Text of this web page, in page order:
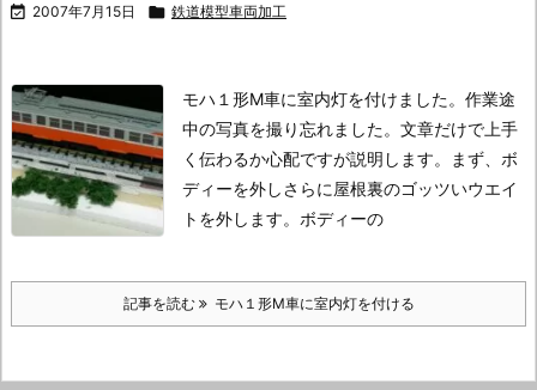
 2007年7月15日  鉄道模型車両加工
モハ１形M車に室内灯を付けました。 作業途
中の写真を撮り忘れました。 文章だけで上手
く伝わるか心配ですが説明します。
まず、ボ
ディーを外しさらに屋根裏のゴッツいウエイ
トを外します。 ボディーの
記事を読む モハ１形M車に室内灯を付ける